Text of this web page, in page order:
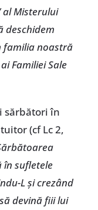
al Misterului
deschidem
familia noastră
Familiei Sale
sărbători în
(cf Lc 2,
în sufletele
L şi crezând
devină fiii lui